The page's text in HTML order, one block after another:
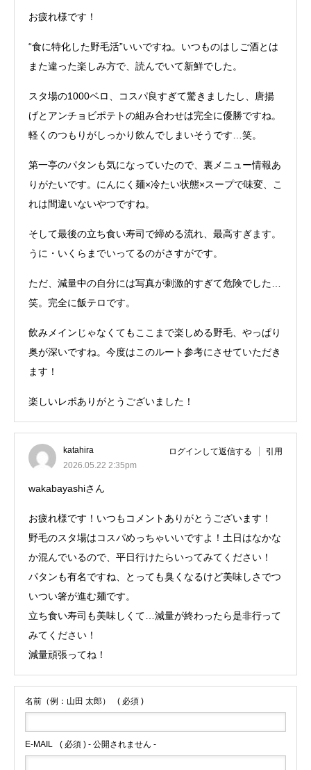
お疲れ様です！
“食に特化した野毛活”いいですね。いつものはしご酒とは
また違った楽しみ方で、読んでいて新鮮でした。
スタ場の1000ベロ、コスパ良すぎて驚きましたし、唐揚
げとアンチョビポテトの組み合わせは完全に優勝ですね。
軽くのつもりがしっかり飲んでしまいそうです…笑。
第一亭のパタンも気になっていたので、裏メニュー情報あ
りがたいです。にんにく麺×冷たい状態×スープで味変、こ
れは間違いないやつですね。
そして最後の立ち食い寿司で締める流れ、最高すぎます。
うに・いくらまでいってるのがさすがです。
ただ、減量中の自分には写真が刺激的すぎて危険でした…
笑。完全に飯テロです。
飲みメインじゃなくてもここまで楽しめる野毛、やっぱり
奥が深いですね。今度はこのルート参考にさせていただき
ます！
楽しいレポありがとうございました！
katahira
2026.05.22 2:35pm
ログインして返信する 引用
wakabayashiさん
お疲れ様です！いつもコメントありがとうございます！
野毛のスタ場はコスパめっちゃいいですよ！土日はなかな
か混んでいるので、平日行けたらいってみてください！
パタンも有名ですね、とっても臭くなるけど美味しさでつ
いつい箸が進む麺です。
立ち食い寿司も美味しくて…減量が終わったら是非行って
みてください！
減量頑張ってね！
名前（例：山田 太郎） ( 必須 )
E-MAIL ( 必須 ) - 公開されません -